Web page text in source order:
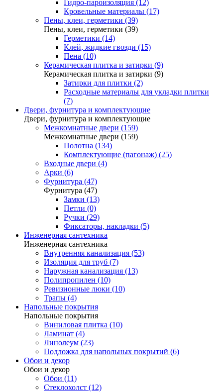
Гидро-пароизоляция (12)
Кровельные материалы (17)
Пены, клеи, герметики (39)
Пены, клеи, герметики (39)
Герметики (14)
Клей, жидкие гвозди (15)
Пена (10)
Керамическая плитка и затирки (9)
Керамическая плитка и затирки (9)
Затирки для плитки (2)
Расходные материалы для укладки плитки
(7)
Двери, фурнитура и комплектующие
Двери, фурнитура и комплектующие
Межкомнатные двери (159)
Межкомнатные двери (159)
Полотна (134)
Комплектующие (пагонаж) (25)
Входные двери (4)
Арки (6)
Фурнитура (47)
Фурнитура (47)
Замки (13)
Петли (0)
Ручки (29)
Фиксаторы, накладки (5)
Инженерная сантехника
Инженерная сантехника
Внутренняя канализация (53)
Изоляция для труб (7)
Наружная канализация (13)
Полипропилен (10)
Ревизионные люки (10)
Трапы (4)
Напольные покрытия
Напольные покрытия
Виниловая плитка (10)
Ламинат (4)
Линолеум (23)
Подложка для напольных покрытий (6)
Обои и декор
Обои и декор
Обои (11)
Стеклохолст (12)